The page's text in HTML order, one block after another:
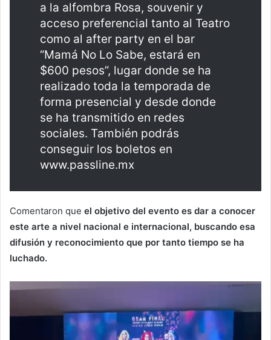
a la alfombra Rosa, souvenir y
acceso preferencial tanto al Teatro
como al after party en el bar
“Mamá No Lo Sabe, estará en
$600 pesos”, lugar donde se ha
realizado toda la temporada de
forma presencial y desde donde
se ha transmitido en redes
sociales. También podrás
conseguir los boletos en
www.passline.mx
Comentaron que el objetivo del evento es dar a conocer
este arte a nivel nacional e internacional, buscando esa
difusión y reconocimiento que por tanto tiempo se ha
luchado.